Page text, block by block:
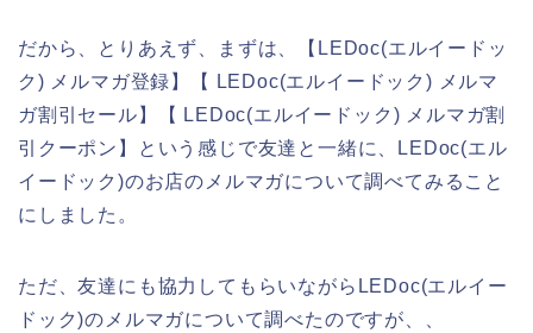
だから、とりあえず、まずは、【LEDoc(エルイードッ
ク) メルマガ登録】【 LEDoc(エルイードック) メルマ
ガ割引セール】【 LEDoc(エルイードック) メルマガ割
引クーポン】という感じで友達と一緒に、LEDoc(エル
イードック)のお店のメルマガについて調べてみること
にしました。
ただ、友達にも協力してもらいながらLEDoc(エルイー
ドック)のメルマガについて調べたのですが、、